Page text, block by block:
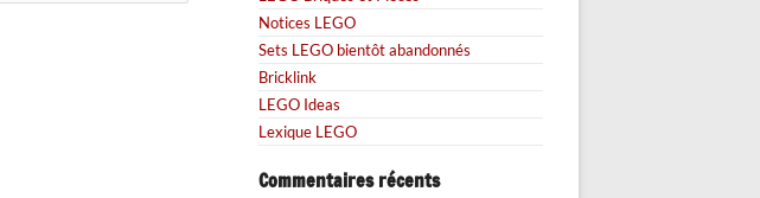
Notices LEGO
Sets LEGO bientôt abandonnés
Bricklink
LEGO Ideas
Lexique LEGO
Commentaires récents